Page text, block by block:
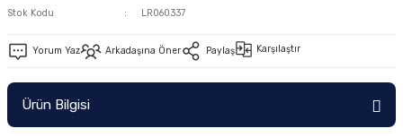
Stok Kodu
LR060337
Yorum Yaz Arkadaşına Öner Paylaş Karşılaştır
Ürün Bilgisi